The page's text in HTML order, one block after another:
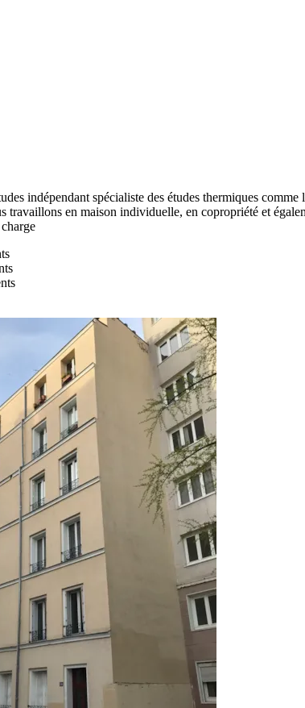
indépendant spécialiste des études thermiques
travaillons en maison individuelle, en copropriété et